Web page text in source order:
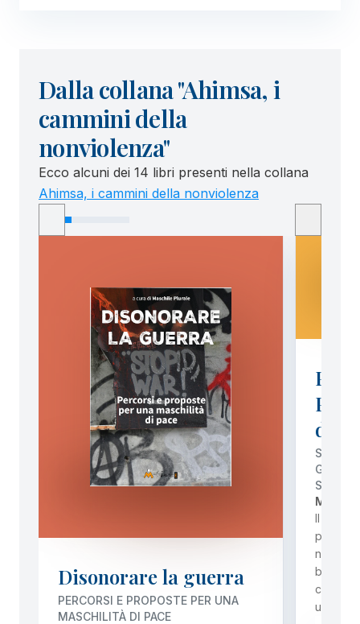
Dalla collana "Ahimsa, i
cammini della
nonviolenza"
Ecco alcuni dei 14 libri presenti nella collana
Ahimsa, i cammini della nonviolenza
Disonorare la guerra
PERCORSI E PROPOSTE PER UNA
MASCHILITÀ DI PACE
Il
profeta
bussola
civile e